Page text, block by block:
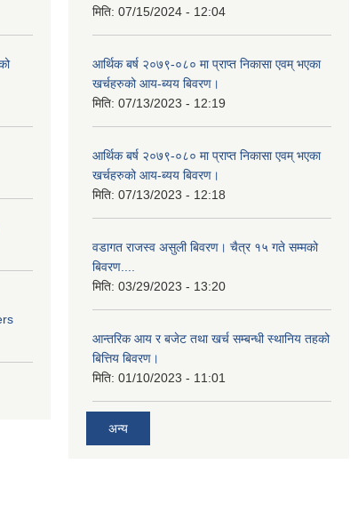
मिति: 07/15/2024 - 12:04
आर्थिक बर्ष २०७९-०८० मा प्राप्त निकासा एवम् भएका
खर्चहरुको आय-ब्यय बिवरण।
मिति: 07/13/2023 - 12:19
आर्थिक बर्ष २०७९-०८० मा प्राप्त निकासा एवम् भएका
खर्चहरुको आय-ब्यय बिवरण।
मिति: 07/13/2023 - 12:18
वडागत राजस्व असुली बिवरण। चैत्र १५ गते सम्मको
बिवरण....
मिति: 03/29/2023 - 13:20
आन्तरिक आय र बजेट तथा खर्च सम्बन्धी स्थानिय तहको
बित्तिय बिवरण।
मिति: 01/10/2023 - 11:01
अन्य